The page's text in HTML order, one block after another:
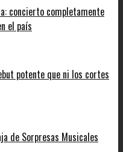
concierto completamente
el país
potente que ni los cortes
de Sorpresas Musicales